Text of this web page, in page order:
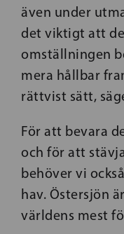
även under
det viktigt att
omställningen
mera hållbar
rättvist sätt,
För att bevara
och för att
behöver vi
hav. Östersjön
världens mest